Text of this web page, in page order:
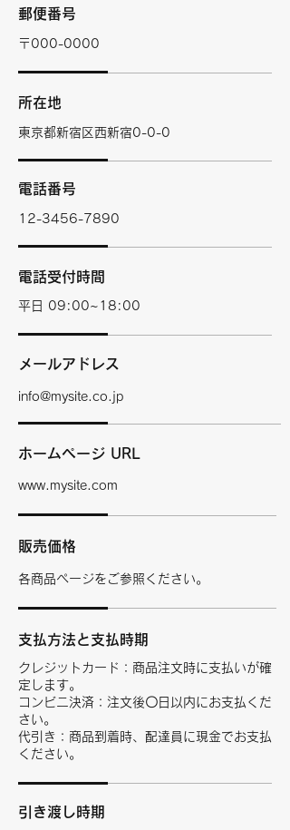
郵便番号
〒000-0000
所在地
東京都新宿区西新宿0-0-0
電話番号
12-3456-7890
電話受付時間
平日 09:00~18:00
メールアドレス
info@mysite.co.jp
ホームページ URL
www.mysite.com
販売価格
各商品ページをご参照ください。
支払方法と支払時期
クレジットカード：商品注文時に支払いが確
定します。
コンビニ決済：注文後〇日以内にお支払くだ
さい。
代引き：商品到着時、配達員に現金でお支払
ください。
引き渡し時期